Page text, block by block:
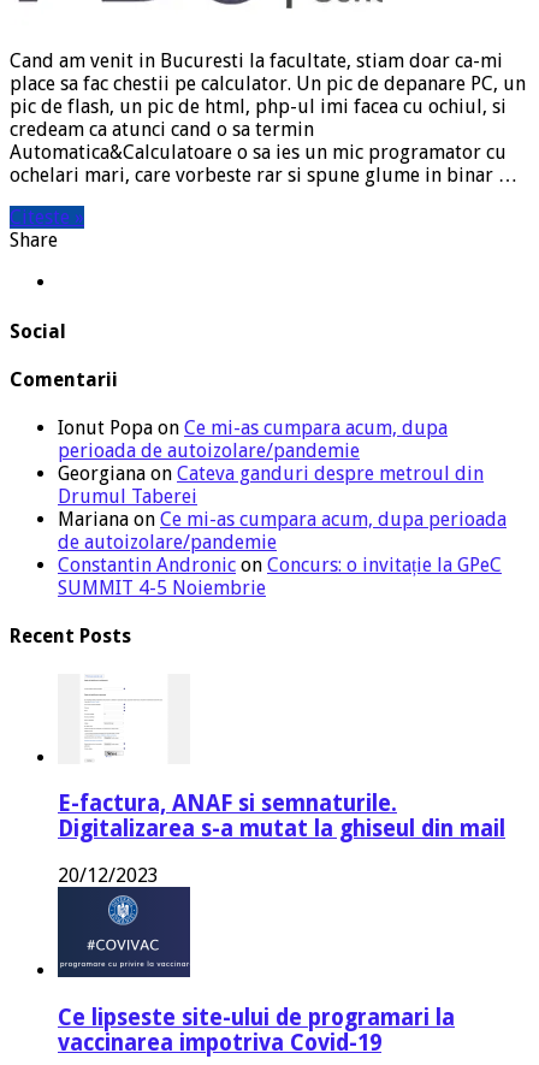
Cand am venit in Bucuresti la facultate, stiam doar ca-mi
place sa fac chestii pe calculator. Un pic de depanare PC, un
pic de flash, un pic de html, php-ul imi facea cu ochiul, si
credeam ca atunci cand o sa termin
Automatica&Calculatoare o sa ies un mic programator cu
ochelari mari, care vorbeste rar si spune glume in binar …
Citeste »
Share
Social
Comentarii
Ionut Popa on Ce mi-as cumpara acum, dupa
perioada de autoizolare/pandemie
Georgiana on Cateva ganduri despre metroul din
Drumul Taberei
Mariana on Ce mi-as cumpara acum, dupa perioada
de autoizolare/pandemie
Constantin Andronic on Concurs: o invitație la GPeC
SUMMIT 4-5 Noiembrie
Recent Posts
E-factura, ANAF si semnaturile.
Digitalizarea s-a mutat la ghiseul din mail
20/12/2023
Ce lipseste site-ului de programari la
vaccinarea impotriva Covid-19